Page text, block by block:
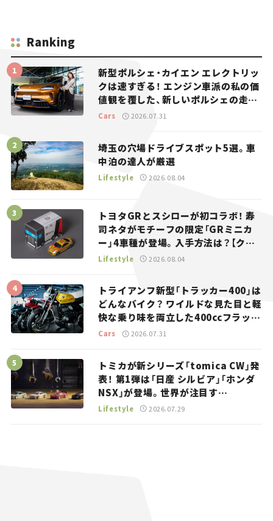
Ranking
新型ポルシェ・カイエン エレクトリッ
クは速すぎる！ エンジン車派の私の価
値観を覆した、新しいポルシェの走
り。
Cars 2026.07.31
埼玉の穴場ドライブスポット5選。車
中泊の達人が厳選
Lifestyle 2026.08.04
トヨタGRとスシローが初コラボ！ 寿
司ネタがモチーフの限定「GRミニカ
ー」4車種が登場。入手方法は？【クル
マとホビー】
Lifestyle 2026.08.04
トライアンフ新型「トラッカー400」は
どんなバイク？ ワイルドな見た目と軽
快な乗り味を両立した400ccフラット
トラッカー【試乗レビュー】
Cars 2026.07.31
トミカが新シリーズ「tomica CW」発
表！ 第1弾は「日産 シルビア」「ホンダ
NSX」が登場。世界が注目す
る“JDM”に焦点【クルマとホビー】
Lifestyle 2026.07.29